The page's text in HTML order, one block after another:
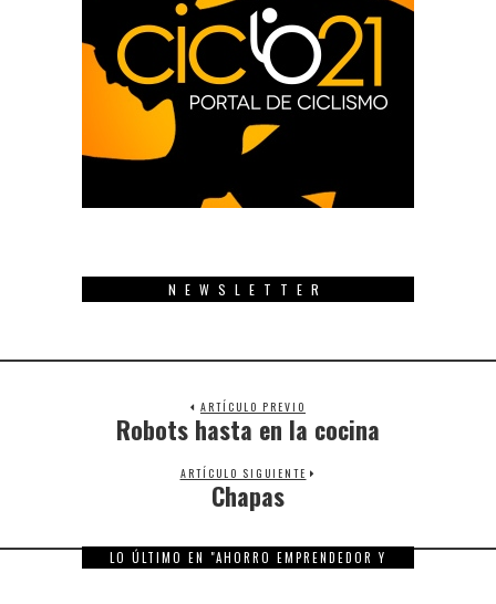
NEWSLETTER
ARTÍCULO PREVIO
Previous
Robots hasta en la cocina
ARTÍCULO SIGUIENTE
Next
post:
Chapas
LO ÚLTIMO EN "AHORRO EMPRENDEDOR Y